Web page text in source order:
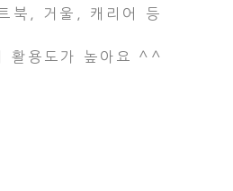
북, 거울, 캐리어 등
활용도가 높아요 ^^